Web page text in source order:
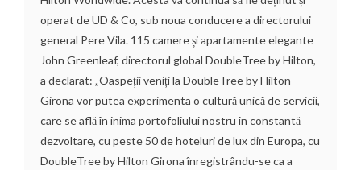
operat de UD & Co, sub noua conducere a directorului
general Pere Vila. 115 camere și apartamente elegante
John Greenleaf, directorul global DoubleTree by Hilton,
a declarat: „Oaspeții veniți la DoubleTree by Hilton
Girona vor putea experimenta o cultură unică de servicii,
care se află în inima portofoliului nostru în constantă
dezvoltare, cu peste 50 de hoteluri de lux din Europa, cu
DoubleTree by Hilton Girona înregistrându-se ca a